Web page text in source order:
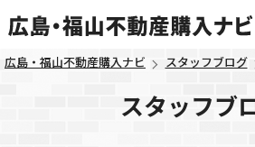
広島・福山不動産購入ナビ スタッフブログ
スタッフブ